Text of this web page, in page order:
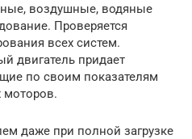
воздушные, водяные
Проверяется
всех систем.
двигатель придает
по своим показателям
даже при полной загрузке